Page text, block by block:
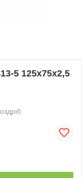
5 125x75x2,5